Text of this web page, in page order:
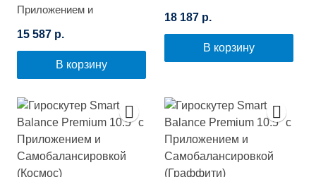
Приложением и
(Цветной огонь)
15 587 р.
В корзину
18 187 р.
В корзину